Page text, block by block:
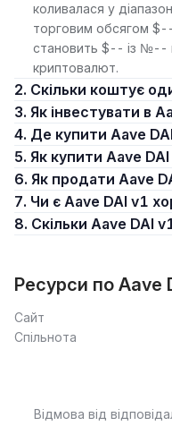
коливалася у
торговим обсягом $--.
становить $-- із №--
криптовалют.
2. Скільки коштує
3. Як інвестувати в
4. Де купити Aave
5. Як купити Aave
6. Як продати Aave
7. Чи є Aave DAI v1
8. Скільки Aave DAI
Ресурси по Aave
Сайт
Спільнота
Відмова від